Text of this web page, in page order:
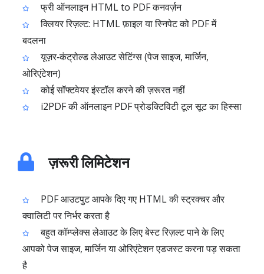
फ्री ऑनलाइन HTML to PDF कनवर्ज़न
क्लियर रिज़ल्ट: HTML फ़ाइल या स्निपेट को PDF में
बदलना
यूज़र‑कंट्रोल्ड लेआउट सेटिंग्स (पेज साइज, मार्जिन,
ओरिएंटेशन)
कोई सॉफ्टवेयर इंस्टॉल करने की ज़रूरत नहीं
i2PDF की ऑनलाइन PDF प्रोडक्टिविटी टूल सूट का हिस्सा
ज़रूरी लिमिटेशन
PDF आउटपुट आपके दिए गए HTML की स्ट्रक्चर और
क्वालिटी पर निर्भर करता है
बहुत कॉम्प्लेक्स लेआउट के लिए बेस्ट रिज़ल्ट पाने के लिए
आपको पेज साइज, मार्जिन या ओरिएंटेशन एडजस्ट करना पड़ सकता
है